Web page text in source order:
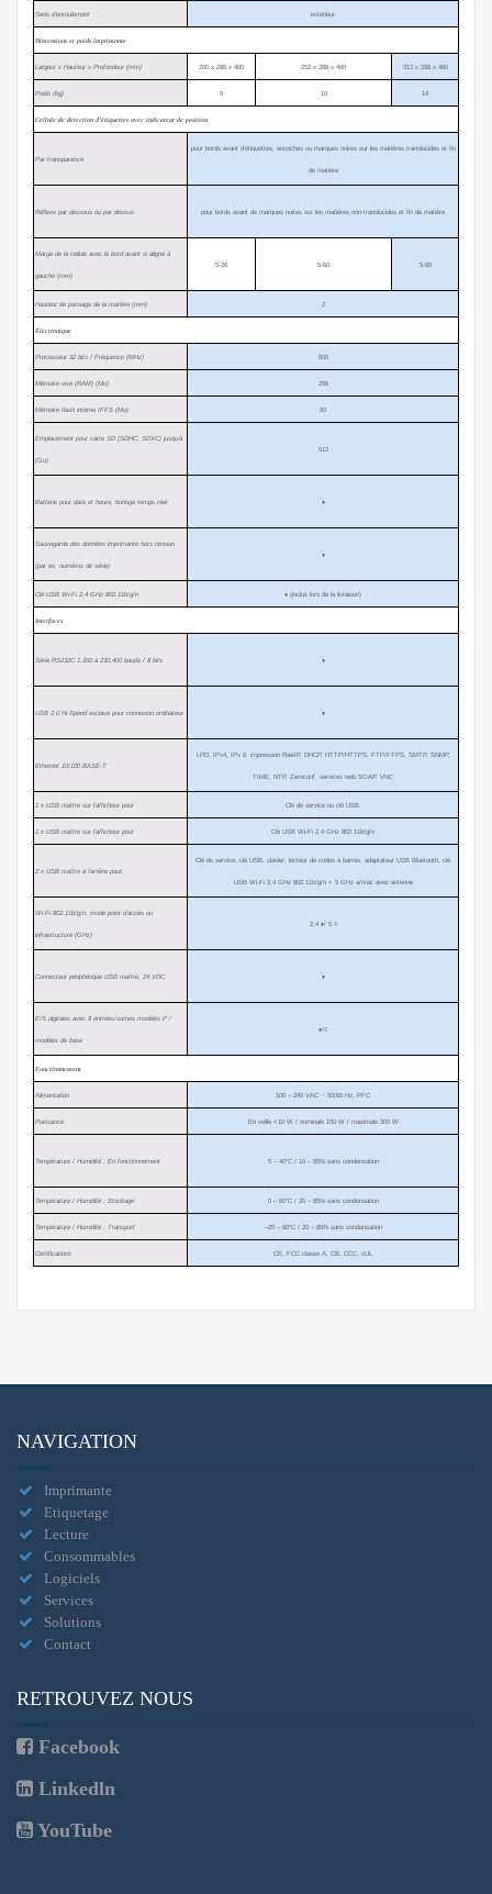
Sens d’enroulement extérieur
Dimensions et poids imprimante
Largeur x Hauteur x Profondeur (mm) 200 x 288 x 460 252 x 288 x 460 312 x 288 x 460
Poids (kg) 9 10 14
Cellule de détection d’étiquettes avec indicateur de position
Par transparence
pour bords avant d’étiquettes, encoches ou marques noires sur les matières translucides et fin
de matière
Réflexe par dessous ou par dessus pour bords avant de marques noires sur les matières non-translucides et fin de matière
Marge de la cellule avec le bord avant si aligné à
gauche (mm)
5-26 5-60 5-60
Hauteur de passage de la matière (mm) 2
Électronique
Processeur 32 bits / Fréquence (MHz) 800
Mémoire vive (RAM) (Mo) 256
Mémoire flash interne IFFS (Mo) 50
Emplacement pour carte SD (SDHC, SDXC) jusqu’à
(Go)
512
Batterie pour date et heure, horloge temps réel ♦
Sauvegarde des données imprimante hors tension
(par ex. numéros de série)
♦
Clé USB Wi-Fi 2,4 GHz 802.11b/g/n ♦ (inclus lors de la livraison)
Interfaces
Série RS232C 1.200 à 230.400 bauds / 8 bits ♦
USB 2.0 Hi-Speed esclave pour connexion ordinateur ♦
Ethernet 10/100 BASE-T
LPD, IPv4, IPv 6, impression RawIP, DHCP, HTTP/HTTPS, FTP/FTPS, SMTP, SNMP,
TIME, NTP, Zeroconf, services web SOAP, VNC
1 x USB maître sur l’afficheur pour Clé de service ou clé USB,
1 x USB maître sur l’afficheur pour Clé USB Wi-Fi 2,4 GHz 802.11b/g/n
2 x USB maître à l’arrière pour
Clé de service, clé USB, clavier, lecteur de codes à barres, adaptateur USB Bluetooth, clé
USB Wi-Fi 2,4 GHz 802.11b/g/n + 5 GHz a/n/ac avec antenne
Wi-Fi 802.11b/g/n, mode point d’accès ou
infrastructure (GHz)
2,4 ♦/ 5 ◊
Connecteur périphérique USB maître, 24 VDC ♦
E/S digitales avec 8 entrées/sorties modèles P /
modèles de base
♦/◊
Fonctionnement
Alimentation 100 – 240 VAC ~ 50/60 Hz, PFC
Puissance En veille <10 W / nominale 150 W / maximale 300 W
Température / Humidité : En fonctionnement 5 – 40°C / 10 – 85% sans condensation
Température / Humidité : Stockage 0 – 60°C / 20 – 85% sans condensation
Température / Humidité : Transport –25 – 60°C / 20 – 85% sans condensation
Certifications CE, FCC classe A, CB, CCC, cUL
NAVIGATION
Imprimante
Etiquetage
Lecture
Consommables
Logiciels
Services
Solutions
Contact
RETROUVEZ NOUS
Facebook
Linkedln
YouTube